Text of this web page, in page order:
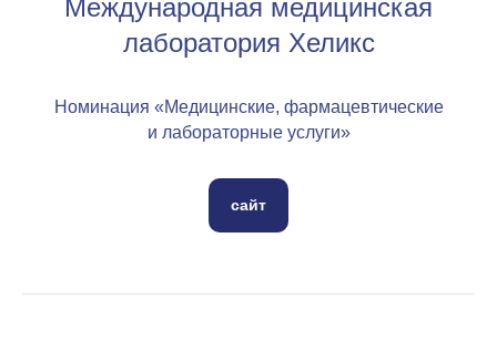
Международная медицинская
лаборатория Хеликс
Номинация «Медицинские, фармацевтические
и лабораторные услуги»
сайт